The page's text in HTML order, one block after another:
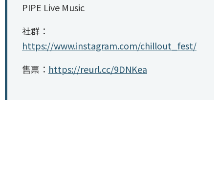
PIPE Live Music
社群：
https://www.instagram.com/chillout_fest/
售票： https://reurl.cc/9DNKea